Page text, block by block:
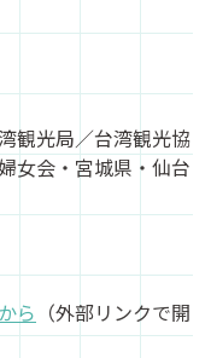
観光局／台湾観光協
女会・宮城県・仙台
ら （外部リンクで開